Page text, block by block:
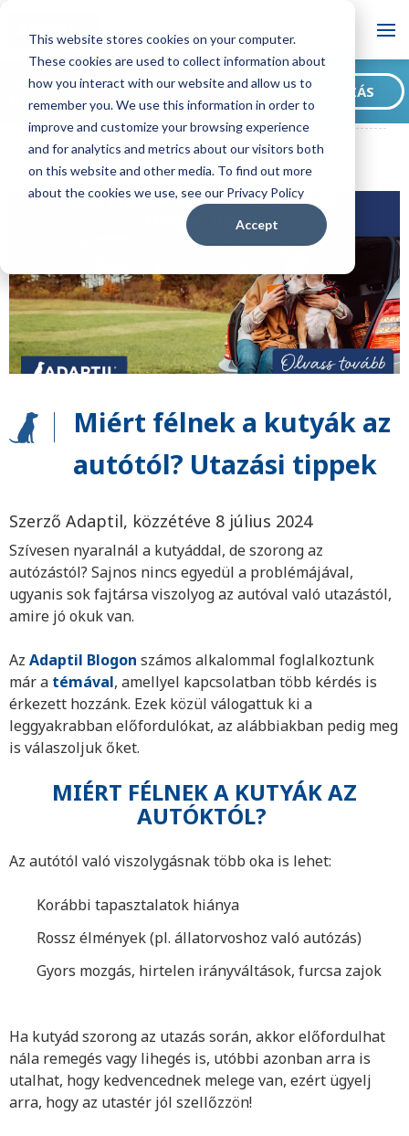
This website stores cookies on your computer.
These cookies are used to collect information about
how you interact with our website and allow us to
remember you. We use this information in order to
improve and customize your browsing experience
and for analytics and metrics about our visitors both
on this website and other media. To find out more
about the cookies we use, see our Privacy Policy
Accept
Blog
ADAPTIL HU Blog Miért félnek a kutyák az autótól? Utazási tippek
Szeretne feliratkozni
blogunkra? FELIRATKOZÁS
Miért félnek a kutyák az
autótól? Utazási tippek
Szerző Adaptil, közzétéve 8 július 2024
Szívesen nyaralnál a kutyáddal, de szorong az
autózástól? Sajnos nincs egyedül a problémájával,
ugyanis sok fajtársa viszolyog az autóval való utazástól,
amire jó okuk van.
Az Adaptil Blogon számos alkalommal foglalkoztunk
már a témával, amellyel kapcsolatban több kérdés is
érkezett hozzánk. Ezek közül válogattuk ki a
leggyakrabban előfordulókat, az alábbiakban pedig meg
is válaszoljuk őket.
MIÉRT FÉLNEK A KUTYÁK AZ
AUTÓKTÓL?
Az autótól való viszolygásnak több oka is lehet:
Korábbi tapasztalatok hiánya
Rossz élmények (pl. állatorvoshoz való autózás)
Gyors mozgás, hirtelen irányváltások, furcsa zajok
Ha kutyád szorong az utazás során, akkor előfordulhat
nála remegés vagy lihegés is, utóbbi azonban arra is
utalhat, hogy kedvencednek melege van, ezért ügyelj
arra, hogy az utastér jól szellőzzön!